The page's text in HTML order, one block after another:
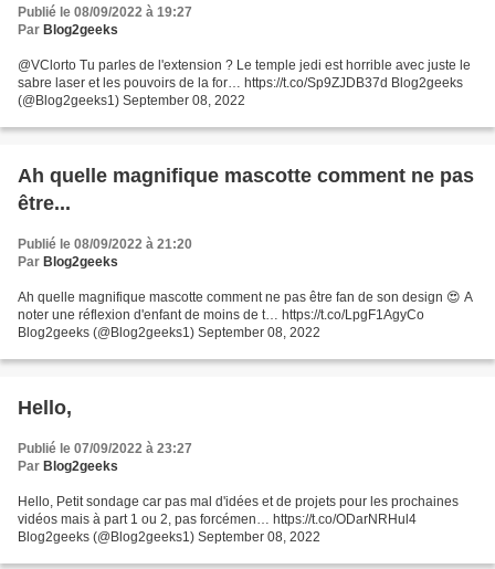
Publié le 08/09/2022 à 19:27
Par Blog2geeks
@VClorto Tu parles de l'extension ? Le temple jedi est horrible avec juste le
sabre laser et les pouvoirs de la for… https://t.co/Sp9ZJDB37d Blog2geeks
(@Blog2geeks1) September 08, 2022
Ah quelle magnifique mascotte comment ne pas
être...
Publié le 08/09/2022 à 21:20
Par Blog2geeks
Ah quelle magnifique mascotte comment ne pas être fan de son design 😍 A
noter une réflexion d'enfant de moins de t… https://t.co/LpgF1AgyCo
Blog2geeks (@Blog2geeks1) September 08, 2022
Hello,
Publié le 07/09/2022 à 23:27
Par Blog2geeks
Hello, Petit sondage car pas mal d'idées et de projets pour les prochaines
vidéos mais à part 1 ou 2, pas forcémen… https://t.co/ODarNRHul4
Blog2geeks (@Blog2geeks1) September 08, 2022